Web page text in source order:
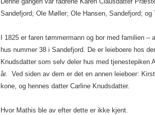
Sandefjord; Ole Møller; Ole Hansen, Sandefjord; og
I 1825 er faren tømmermann og bor med familien
hus nummer 38 i Sandefjord. De er leieboere hos
Knudsdatter som selv deler hus med tjenestepiken
år. Ved siden av dem er det en annen leieboer:
kone, og hennes datter Carline Knudsdatter.
Hvor Mathis ble av efter dette er ikke kjent.